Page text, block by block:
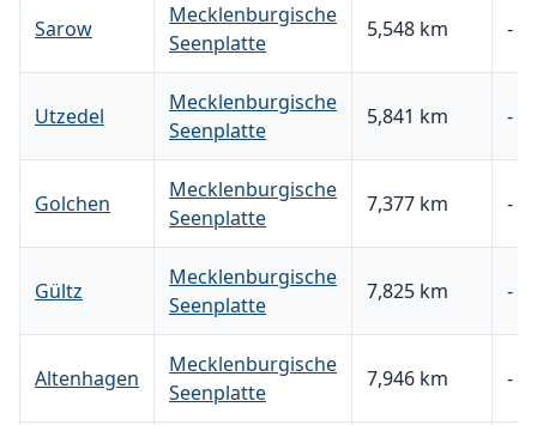
Sarow
Mecklenburgische
Seenplatte
5,548 km -
Utzedel
Mecklenburgische
Seenplatte
5,841 km -
Golchen
Mecklenburgische
Seenplatte
7,377 km -
Gültz
Mecklenburgische
Seenplatte
7,825 km -
Altenhagen
Mecklenburgische
Seenplatte
7,946 km -